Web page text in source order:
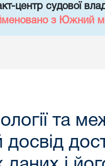
центр судової
з Южний
та
досвід